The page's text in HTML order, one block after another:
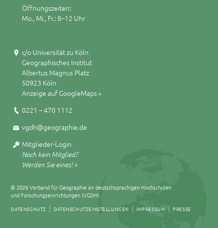
Öffnungszeiten:
Mo., Mi., Fr.: 8–12 Uhr
c/o Universität zu Köln
Geographisches Institut
Albertus Magnus Platz
50923 Köln
Anzeige auf GoogleMaps »
0221 – 470 1112
vgdh@geographie.de
Mitglieder-Login
Noch kein Mitglied?
Werden Sie eines! »
© 2026 Verband für Geographie an deutschsprachigen Hochschulen
und Forschungseinrichtungen (VGDH)
DATENSCHUTZ DATENSCHUTZEINSTELLUNGEN IMPRESSUM PRESSE